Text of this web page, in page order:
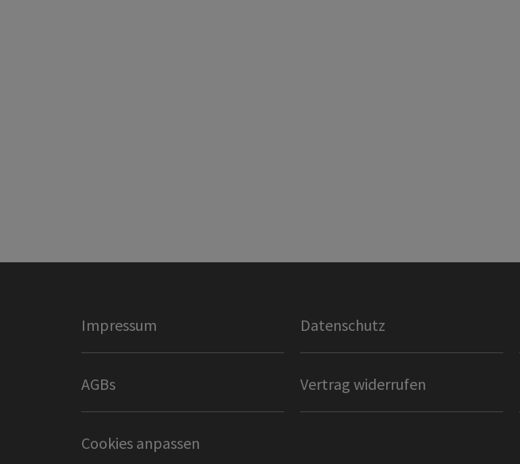
Impressum Datenschutz
AGBs Vertrag widerrufen
Cookies anpassen